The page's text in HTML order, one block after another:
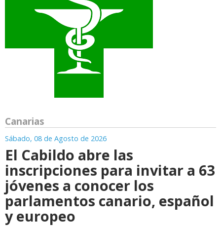
Canarias
Sábado, 08 de Agosto de 2026
El Cabildo abre las
inscripciones para invitar a 63
jóvenes a conocer los
parlamentos canario, español
y europeo